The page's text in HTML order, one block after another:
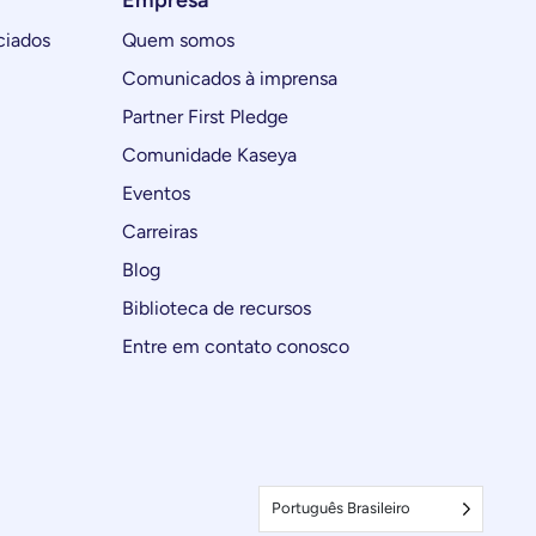
Quem somos
Comunicados à imprensa
Partner First Pledge
Comunidade Kaseya
Eventos
Carreiras
Blog
Biblioteca de recursos
Entre em contato conosco
Português Brasileiro